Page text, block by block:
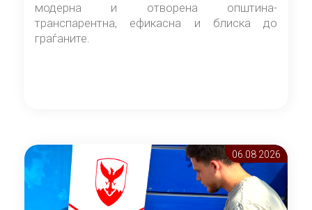
модерна и отворена општина-
транспарентна, ефикасна и блиска до
граѓаните.
06.08 2026